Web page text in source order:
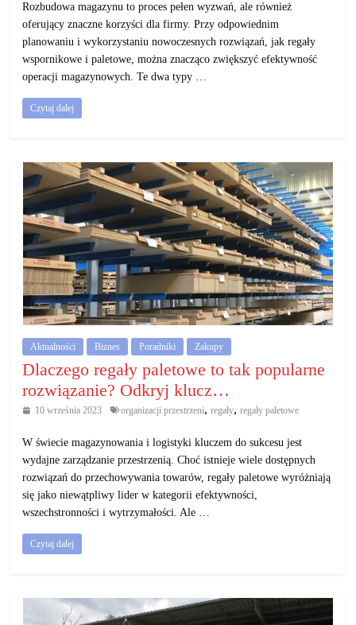
Rozbudowa magazynu to proces pełen wyzwań, ale również
oferujący znaczne korzyści dla firmy. Przy odpowiednim
planowaniu i wykorzystaniu nowoczesnych rozwiązań, jak regały
wspornikowe i paletowe, można znacząco zwiększyć efektywność
operacji magazynowych. Te dwa typy …
Czytaj dalej
Aktualności Biznes Poradniki Zakupy
Dlaczego regały paletowe to tak popularne
rozwiązanie? Odkryj klucz…
10 września 2023 organizacji przestrzeni, regały, regały paletowe
W świecie magazynowania i logistyki kluczem do sukcesu jest
wydajne zarządzanie przestrzenią. Choć istnieje wiele dostępnych
rozwiązań do przechowywania towarów, regały paletowe wyróżniają
się jako niewątpliwy lider w kategorii efektywności,
wszechstronności i wytrzymałości. Ale …
Czytaj dalej